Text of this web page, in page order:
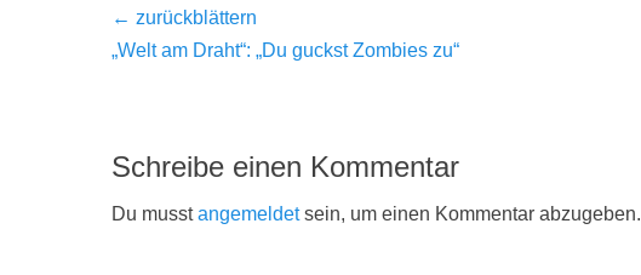
Beitragsnavigation
← zurückblättern
Vorheriger
„Welt am Draht“: „Du guckst Zombies zu“
Schreibe einen Kommentar
Du musstangemeldetsein, um einen Kommentar abzugeben.